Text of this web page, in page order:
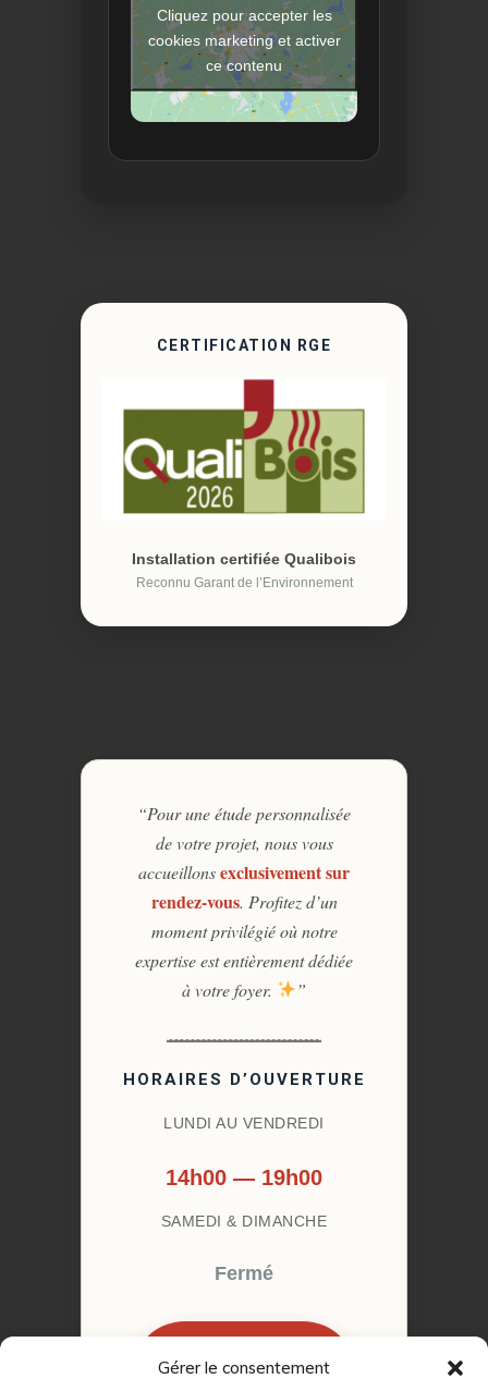
Gérer le consentement
Cliquez pour accepter les
cookies marketing et activer
ce contenu
CERTIFICATION RGE
Installation certifiée Qualibois
Reconnu Garant de l’Environnement
“Pour une étude personnalisée
de votre projet, nous vous
accueillonsexclusivement sur
rendez-vous. Profitez d’un
moment privilégié où notre
expertise est entièrement dédiée
à votre foyer.
”
HORAIRES D’OUVERTURE
LUNDI AU VENDREDI
14h00 — 19h00
SAMEDI & DIMANCHE
Fermé